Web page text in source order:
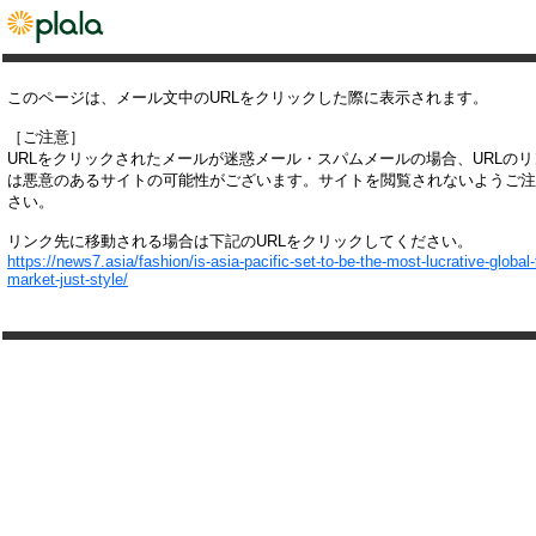
このページは、メール文中のURLをクリックした際に表示されます。
［ご注意］
URLをクリックされたメールが迷惑メール・スパムメールの場合、URLの
は悪意のあるサイトの可能性がございます。サイトを閲覧されないようご
さい。
リンク先に移動される場合は下記のURLをクリックしてください。
https://news7.asia/fashion/is-asia-pacific-set-to-be-the-most-lucrative-
market-just-style/